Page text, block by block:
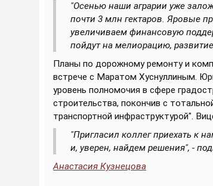
"Осенью наши аграрии уже
почти 3 млн гектаров. Яровые
увеличиваем финансовую
пойдут на мелиорацию,
Планы по дорожному ремонту и
встрече с Маратом Хуснуллиным.
уровень полномочия в сфере
строительства, покончив с
транспортной инфраструктурой".
"Пригласил коллег приехать к
и, уверен, найдем решения", -
Анастасия Кузнецова